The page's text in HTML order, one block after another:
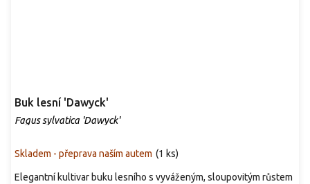
Buk lesní 'Dawyck'
Fagus sylvatica 'Dawyck'
Skladem - přeprava naším autem (1 ks)
Elegantní kultivar buku lesního s vyváženým, sloupovitým růstem